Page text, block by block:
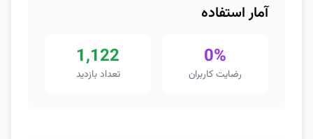
آمار استفاده
0%
رضایت کاربران
1,122
تعداد بازدید